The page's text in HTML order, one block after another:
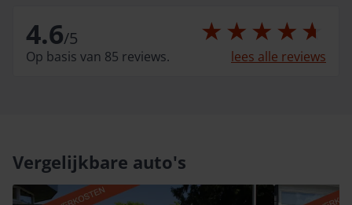
4.6/5
Op basis van 85 reviews. lees alle reviews
Vergelijkbare auto's